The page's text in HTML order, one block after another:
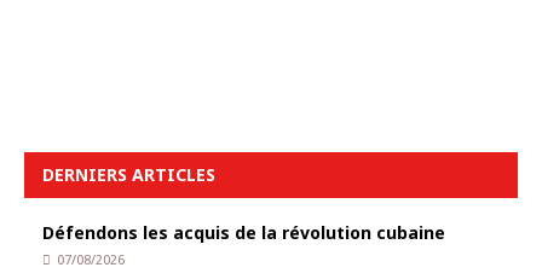
DERNIERS ARTICLES
Défendons les acquis de la révolution cubaine
07/08/2026